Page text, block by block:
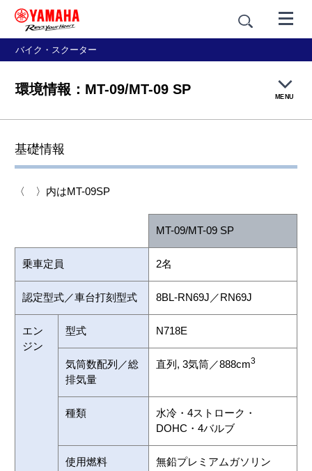
バイク・スクーター
環境情報：MT-09/MT-09 SP MENU
価格・仕様
アクセサリーシミュレーター
基礎情報
〈 〉内はMT-09SP
MT-09/MT-09 SP
乗車定員 2名
認定型式／車台打刻型式 8BL-RN69J／RN69J
エン
ジン
型式 N718E
気筒数配列／総
排気量
直列, 3気筒／888cm3
種類
水冷・4ストローク・
DOHC・4バルブ
使用燃料 無鉛プレミアムガソリン